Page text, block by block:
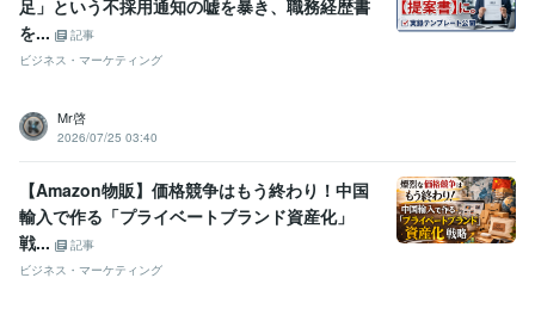
足」という不採用通知の嘘を暴き、職務経歴書
を...
記事
ビジネス・マーケティング
Mr啓
2026/07/25 03:40
【Amazon物販】価格競争はもう終わり！中国
輸入で作る「プライベートブランド資産化」
戦...
記事
ビジネス・マーケティング